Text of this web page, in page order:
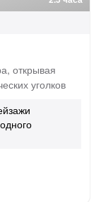
открывая
уголков